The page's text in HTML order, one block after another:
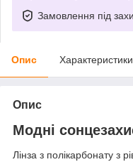
Замовлення під
Опис Характеристики
Опис
Модні
Лінза з полікарбонату з